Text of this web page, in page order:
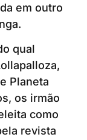
em outro
qual
Planeta
os irmão
como
revista